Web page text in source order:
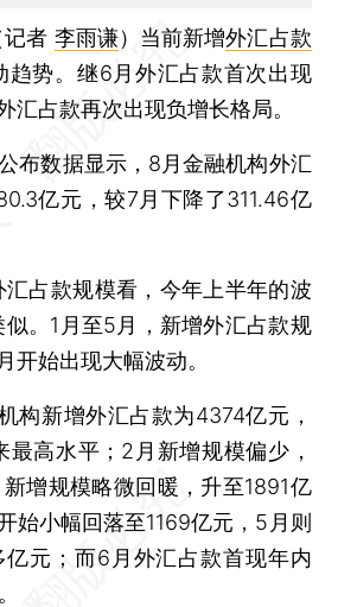
记者 李雨谦） 当前新增外汇占款
趋势。继6月外汇占款首次出现
汇占款再次出现负增长格局。
数据显示，8月金融机构外汇
亿元，较7月下降了311.46亿
占款规模看，今年上半年的波
。1月至5月，新增外汇占款规
开始出现大幅波动。
新增外汇占款为4374亿元，
最高水平；2月新增规模偏少，
增规模略微回暖，升至1891亿
始小幅回落至1169亿元，5月则
元；而6月外汇占款首现年内